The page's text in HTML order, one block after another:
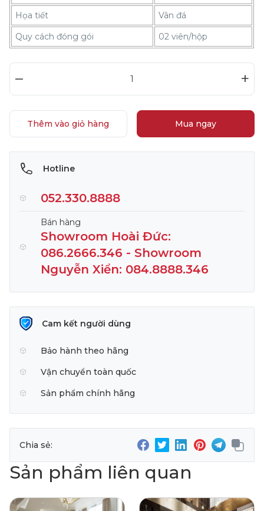
Họa tiết
Vân đá
Quy cách đóng gói
02 viên/hộp
– +
Thêm vào giỏ hàng Mua ngay
Hotline
052.330.8888
Bán hàng
Showroom Hoài Đức:
086.2666.346 - Showroom
Nguyễn Xiển: 084.8888.346
Cam kết người dùng
Bảo hành theo hãng
Vận chuyển toàn quốc
Sản phẩm chính hãng
Chia sẻ:
Sản phẩm liên quan